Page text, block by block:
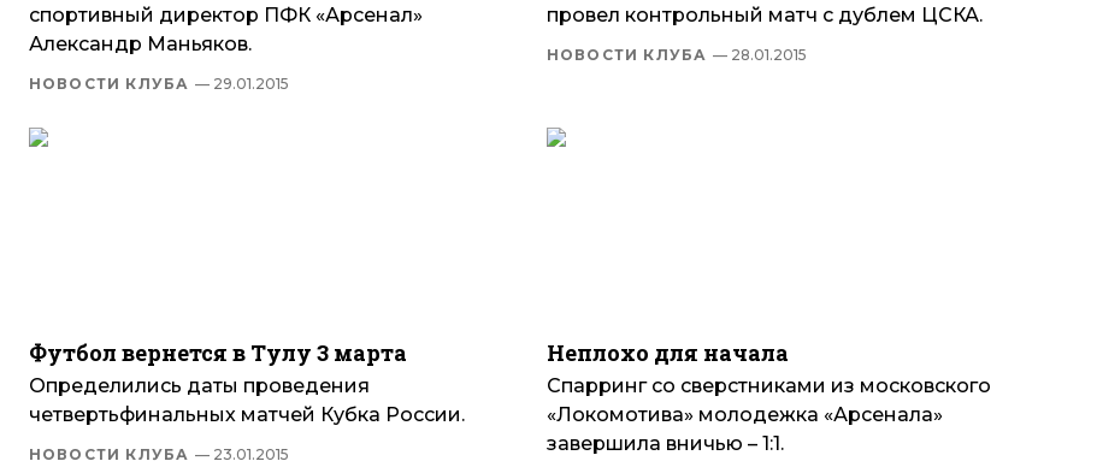
спортивный директор ПФК «Арсенал»
Александр Маньяков.
НОВОСТИ КЛУБА — 29.01.2015
провел контрольный матч с дублем ЦСКА.
НОВОСТИ КЛУБА — 28.01.2015
Футбол вернется в Тулу 3 марта
Определились даты проведения
четвертьфинальных матчей Кубка России.
НОВОСТИ КЛУБА — 23.01.2015
Неплохо для начала
Спарринг со сверстниками из московского
«Локомотива» молодежка «Арсенала»
завершила вничью – 1:1.